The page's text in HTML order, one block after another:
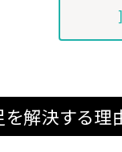
]
解決する理